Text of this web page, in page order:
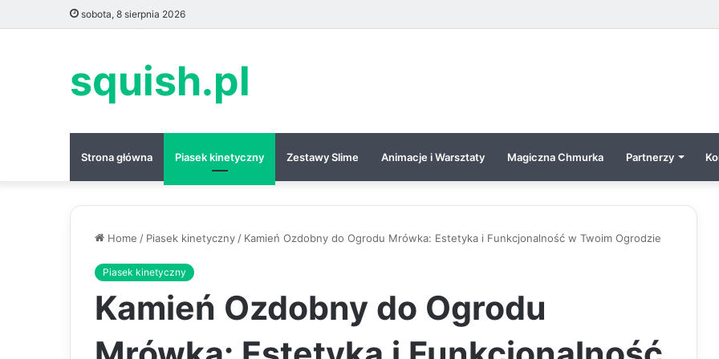
sobota, 8 sierpnia 2026
squish.pl
Strona główna Piasek kinetyczny Zestawy Slime Animacje i Warsztaty Magiczna Chmurka Partnerzy
Home / Piasek kinetyczny / Kamień Ozdobny do Ogrodu Mrówka: Estetyka i Funkcjonalność w Twoim Ogrodzie
Piasek kinetyczny
Kamień Ozdobny do Ogrodu